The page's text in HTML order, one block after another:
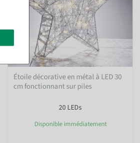
Étoile décorative en métal à LED 30
cm fonctionnant sur piles
20 LEDs
Disponible immédiatement